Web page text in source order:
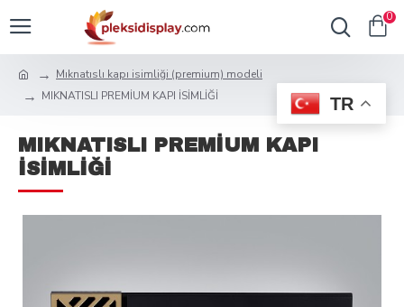
TR
0
Mıknatıslı kapı isimliği (premium) modeli
MIKNATISLI PREMİUM KAPI İSİMLİĞİ
MIKNATISLI PREMİUM KAPI
İSİMLİĞİ